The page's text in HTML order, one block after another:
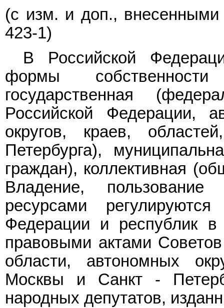
(с изм. и доп.,
423-1)
В Российской
формы
государственная
Российской Федерации,
округов, краев,
Петербурга),
граждан), коллективная
Владение,
ресурсами регулируются
Федерации и республик в
правовыми актами
области, автономных
Москвы и Санкт -
народных депутатов,